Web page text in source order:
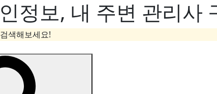
정보, 내 주변 관리사
색해보세요!